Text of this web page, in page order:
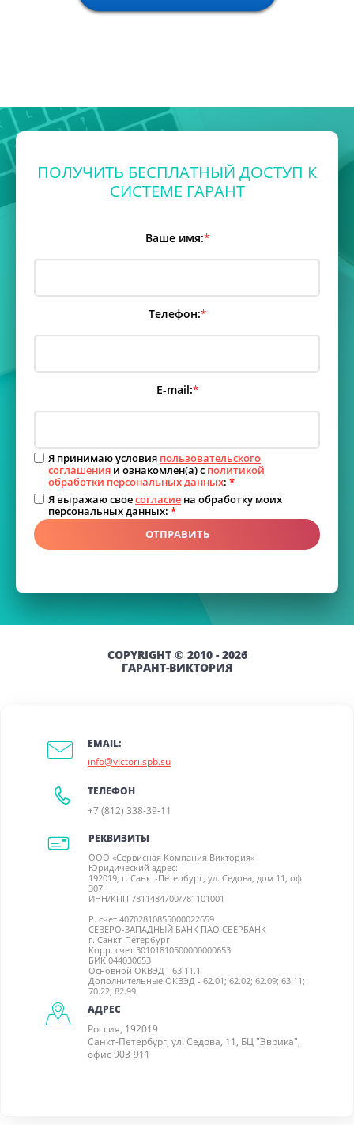
ПОЛУЧИТЬ БЕСПЛАТНЫЙ ДОСТУП К
СИСТЕМЕ ГАРАНТ
Ваше имя:*
Телефон:*
E-mail:*
Я принимаю условия пользовательского
соглашения и ознакомлен(а) с политикой
обработки персональных данных: *
Я выражаю своесогласие на обработку моих
персональных данных: *
ОТПРАВИТЬ
COPYRIGHT © 2010 - 2026
ГАРАНТ-ВИКТОРИЯ
АДРЕС
Россия, 192019
Санкт-Петербург, ул. Седова, 11, БЦ "Эврика",
офис 903-911
EMAIL:
info@victori.spb.su
ТЕЛЕФОН
+7 (812) 338-39-11
РЕКВИЗИТЫ
ООО «Сервисная Компания Виктория»
Юридический адрес:
192019, г. Санкт-Петербург, ул. Седова, дом 11, оф.
307
ИНН/КПП 7811484700/781101001
Р. счет 40702810855000022659
СЕВЕРО-ЗАПАДНЫЙ БАНК ПАО СБЕРБАНК
г. Санкт-Петербург
Корр. счет 30101810500000000653
БИК 044030653
Основной ОКВЭД - 63.11.1
Дополнительные ОКВЭД - 62.01; 62.02; 62.09; 63.11;
70.22; 82.99